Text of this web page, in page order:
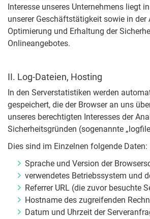
Interesse unseres Unternehmens liegt
unserer Geschäftstätigkeit sowie in der
Optimierung und Erhaltung der
Onlineangebotes.
II. Log-Dateien, Hosting
In den Serverstatistiken werden
gespeichert, die der Browser an uns
unseres berechtigten Interesses der
Sicherheitsgründen (sogenannte
Dies sind im Einzelnen folgende Daten:
Sprache und Version der
verwendetes Betriebssystem und
Referrer URL (die zuvor besuchte
Hostname des zugreifenden
Datum und Uhrzeit der